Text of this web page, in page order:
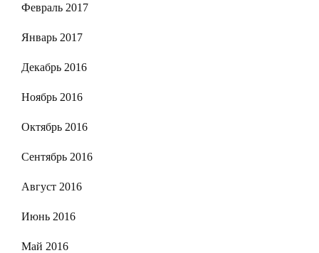
Февраль 2017
Январь 2017
Декабрь 2016
Ноябрь 2016
Октябрь 2016
Сентябрь 2016
Август 2016
Июнь 2016
Май 2016